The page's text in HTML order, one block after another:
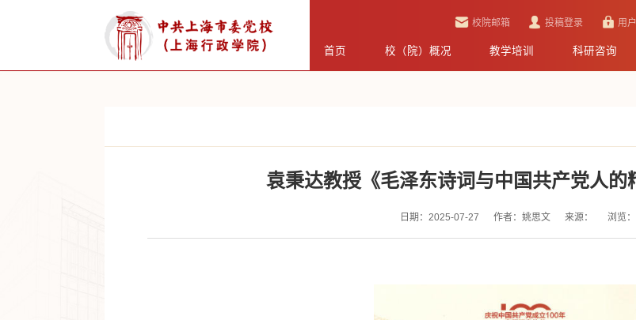
校院邮箱 投稿登录 用
首页 校（院）概况 教学培训 科研咨询
袁秉达教授《毛泽东诗词与中国共产党人的
日期：2025-07-27 作者：姚思文 来源： 浏览：